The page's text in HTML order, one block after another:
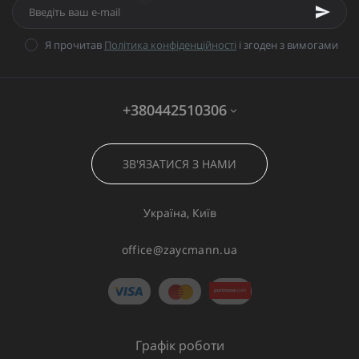
Я прочитав Політика конфіденційності і згоден з вимогами
+380442510306
ЗВ'ЯЗАТИСЯ З НАМИ
Україна, Київ
office@zaycmann.ua
Графік роботи